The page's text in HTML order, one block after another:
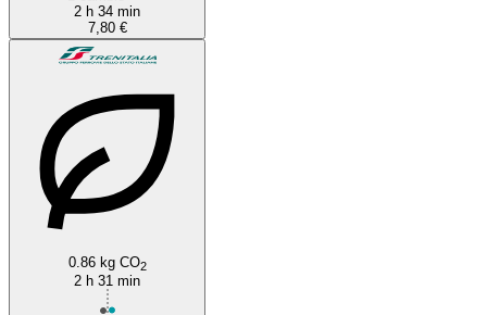
2 h 34 min
7,80 €
0.86 kg CO2
2 h 31 min